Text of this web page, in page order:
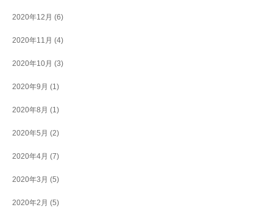
2020年12月 (6)
2020年11月 (4)
2020年10月 (3)
2020年9月 (1)
2020年8月 (1)
2020年5月 (2)
2020年4月 (7)
2020年3月 (5)
2020年2月 (5)